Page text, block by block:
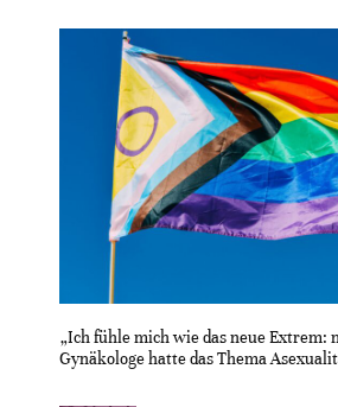
„Ich fühle mich wie das neue Extrem:
Gynäkologe hatte das Thema